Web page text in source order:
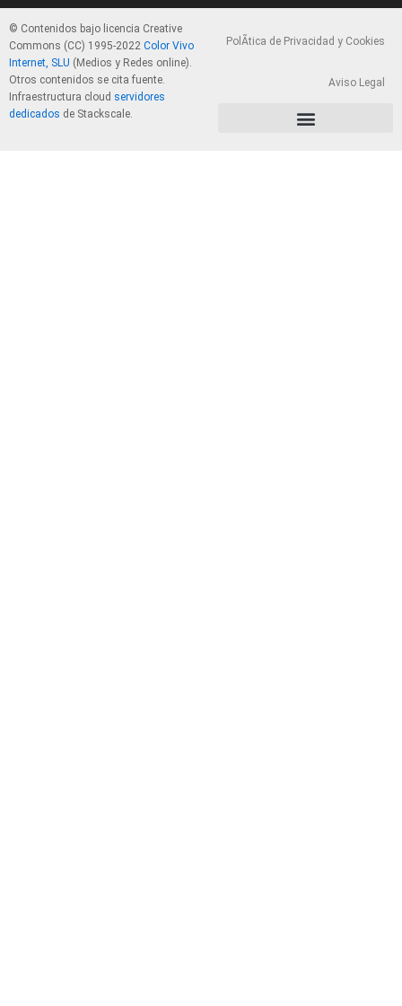
© Contenidos bajo licencia Creative
Commons (CC) 1995-2022 Color Vivo
Internet, SLU (Medios y Redes online).
Otros contenidos se cita fuente.
Infraestructura cloud servidores
dedicados de Stackscale.
PolÃ­tica de Privacidad y Cookies
Aviso Legal